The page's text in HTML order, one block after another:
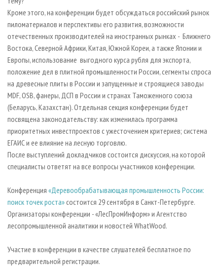
Кроме этого, на конференции будет обсуждаться российский рынок
пиломатериалов и перспективы его развития, возможности
отечественных производителей на иностранных рынках - Ближнего
Востока, Северной Африки, Китая, Южной Кореи, а также Японии и
Европы, использование выгодного курса рубля для экспорта,
положение дел в плитной промышленности России, сегменты спроса
на древесные плиты в России и запущенные и строящиеся заводы
MDF, OSB, фанеры, ДСП в России и странах Таможенного союза
(Беларусь, Казахстан). Отдельная секция конференции будет
посвящена законодательству: как изменилась программа
приоритетных инвестпроектов с ужесточением критериев; система
ЕГАИС и ее влияние на лесную торговлю.
После выступлений докладчиков состоится дискуссия, на которой
специалисты ответят на все вопросы участников конференции.
Конференция «Деревообрабатывающая промышленность России:
поиск точек роста» состоится 29 сентября в Санкт-Петербурге.
Организаторы конференции - «ЛесПромИнформ» и Агентство
лесопромышленной аналитики и новостей WhatWood.
Участие в конференции в качестве слушателей бесплатное по
предварительной регистрации.